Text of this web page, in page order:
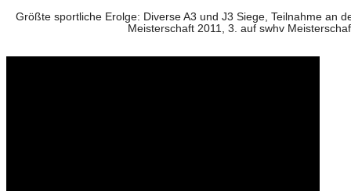
Größte sportliche Erolge: Diverse A3 und J3 Siege, Teilnahme an
Meisterschaft 2011, 3. auf swhv